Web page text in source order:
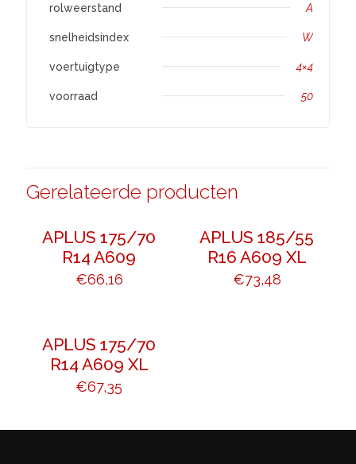
rolweerstand A
snelheidsindex W
voertuigtype 4×4
voorraad 50
Gerelateerde producten
APLUS 175/70
R14 A609
€66,16
APLUS 185/55
R16 A609 XL
€73,48
APLUS 175/70
R14 A609 XL
€67,35